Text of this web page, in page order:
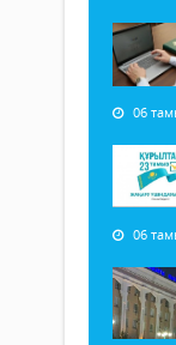
06
06